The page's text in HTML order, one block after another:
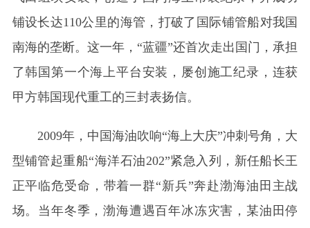
铺设长达110公里的海管，打破了国际铺管船对我国
南海的垄断。这一年，“蓝疆”还首次走出国门，承担
了韩国第一个海上平台安装，屡创施工纪录，连获
甲方韩国现代重工的三封表扬信。
2009年，中国海油吹响“海上大庆”冲刺号角，大
型铺管起重船“海洋石油202”紧急入列，新任船长王
正平临危受命，带着一群“新兵”奔赴渤海油田主战
场。当年冬季，渤海遭遇百年冰冻灾害，某油田停